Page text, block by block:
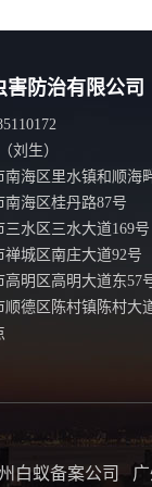
防治有限公司
刘生）
海区里水镇和顺海
海区桂丹路87号
水区三水大道169号
城区南庄大道92号
明区高明大道东57
德区陈村镇陈村大
白蚁备案公司